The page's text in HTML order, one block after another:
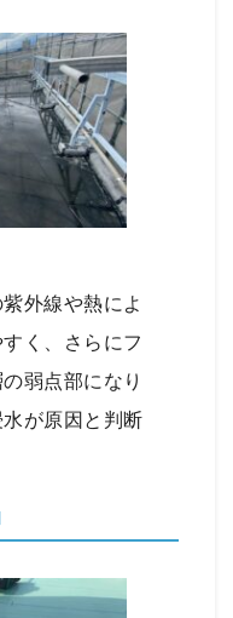
外線や熱によ
く、さらにフ
弱点部になり
が原因と判断